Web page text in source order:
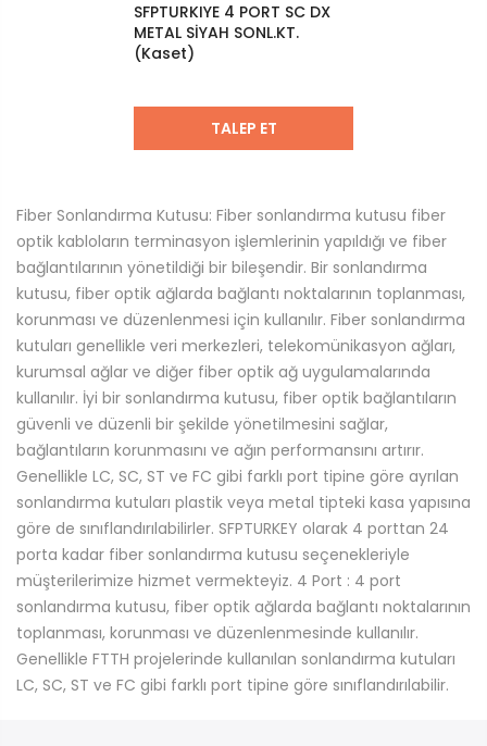
SFPTURKIYE 4 PORT SC DX
METAL SİYAH SONL.KT.
(Kaset)
TALEP ET
Fiber Sonlandırma Kutusu: Fiber sonlandırma kutusu fiber
optik kabloların terminasyon işlemlerinin yapıldığı ve fiber
bağlantılarının yönetildiği bir bileşendir. Bir sonlandırma
kutusu, fiber optik ağlarda bağlantı noktalarının toplanması,
korunması ve düzenlenmesi için kullanılır. Fiber sonlandırma
kutuları genellikle veri merkezleri, telekomünikasyon ağları,
kurumsal ağlar ve diğer fiber optik ağ uygulamalarında
kullanılır. İyi bir sonlandırma kutusu, fiber optik bağlantıların
güvenli ve düzenli bir şekilde yönetilmesini sağlar,
bağlantıların korunmasını ve ağın performansını artırır.
Genellikle LC, SC, ST ve FC gibi farklı port tipine göre ayrılan
sonlandırma kutuları plastik veya metal tipteki kasa yapısına
göre de sınıflandırılabilirler. SFPTURKEY olarak 4 porttan 24
porta kadar fiber sonlandırma kutusu seçenekleriyle
müşterilerimize hizmet vermekteyiz. 4 Port : 4 port
sonlandırma kutusu, fiber optik ağlarda bağlantı noktalarının
toplanması, korunması ve düzenlenmesinde kullanılır.
Genellikle FTTH projelerinde kullanılan sonlandırma kutuları
LC, SC, ST ve FC gibi farklı port tipine göre sınıflandırılabilir.